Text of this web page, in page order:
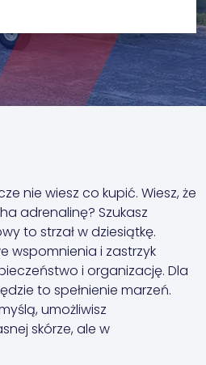
nie wiesz co kupić. Wiesz, że
adrenalinę? Szukasz
to strzał w dziesiątkę.
wspomnienia i zastrzyk
i organizację. Dla
to spełnienie marzeń.
umożliwisz
skórze, ale w